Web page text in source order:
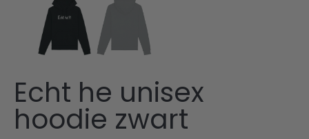
Echt he unisex
hoodie zwart